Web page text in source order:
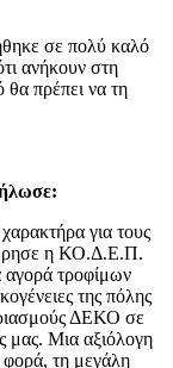
σε πολύ καλό
ανήκουν στη
πρέπει να τη
για τους
η ΚΟ.Δ.Ε.Π.
τροφίμων
της πόλης
ΔΕΚΟ σε
μας. Μια αξιόλογη
φορά, τη μεγάλη